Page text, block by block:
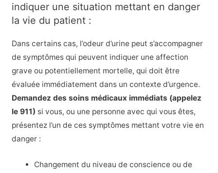
indiquer une situation mettant en danger
la vie du patient :
Dans certains cas, l’odeur d’urine peut s’accompagner
de symptômes qui peuvent indiquer une affection
grave ou potentiellement mortelle, qui doit être
évaluée immédiatement dans un contexte d’urgence.
Demandez des soins médicaux immédiats (appelez
le 911) si vous, ou une personne avec qui vous êtes,
présentez l’un de ces symptômes mettant votre vie en
danger :
Changement du niveau de conscience ou de